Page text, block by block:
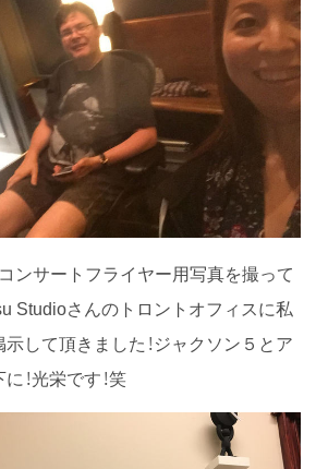
ンサートフライヤー用写真を撮って
Studioさんのトロントオフィスに私
して頂きました！ジャクソン５とア
！光栄です！笑